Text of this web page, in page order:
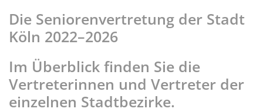
Die Seniorenvertretung der Stadt
Köln 2022–2026
Im Überblick finden Sie die
Vertreterinnen und Vertreter der
einzelnen Stadtbezirke.